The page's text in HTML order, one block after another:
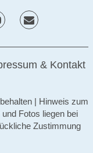
& Kontakt
| Hinweis zum
Fotos liegen bei
Zustimmung